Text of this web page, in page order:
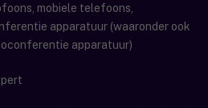
mobiele telefoons,
apparatuur (waaronder ook
apparatuur)